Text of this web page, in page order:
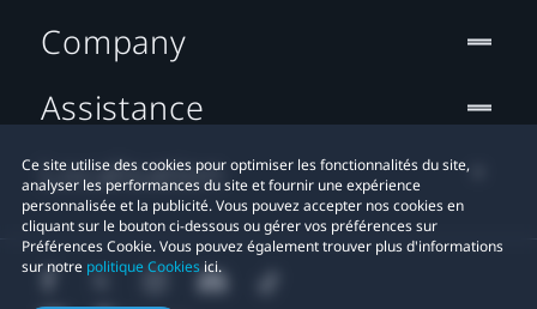
Ce site utilise des cookies pour optimiser les fonctionnalités du site,
analyser les performances du site et fournir une expérience
personnalisée et la publicité. Vous pouvez accepter nos cookies en
cliquant sur le bouton ci-dessous ou gérer vos préférences sur
Préférences Cookie. Vous pouvez également trouver plus d'informations
sur notre politique Cookiesici.
Company
Assistance
Localisation